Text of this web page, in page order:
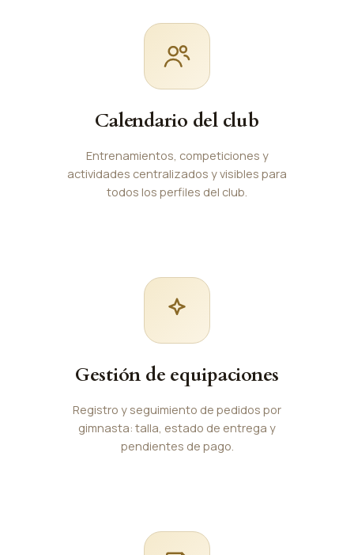
Calendario del club
Entrenamientos, competiciones y
actividades centralizados y visibles para
todos los perfiles del club.
Gestión de equipaciones
Registro y seguimiento de pedidos por
gimnasta: talla, estado de entrega y
pendientes de pago.